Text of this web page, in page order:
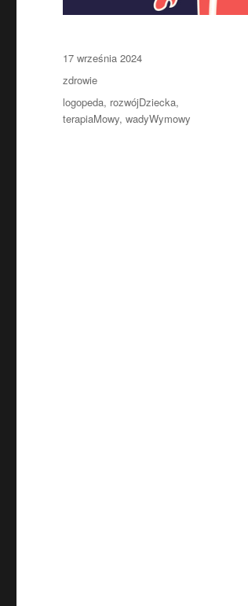
Data
publikacji
17 września 2024
Kategorie
zdrowie
Tagi
logopeda, rozwójDziecka,
terapiaMowy,wadyWymowy